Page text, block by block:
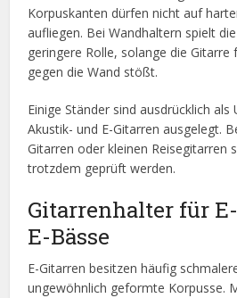
Korpuskanten dürfen nicht auf
aufliegen. Bei Wandhaltern spielt
geringere Rolle, solange die
gegen die Wand stößt.
Einige Ständer sind ausdrücklich
Akustik- und E-Gitarren ausgelegt.
Gitarren oder kleinen Reisegitarren
trotzdem geprüft werden.
Gitarrenhalter für
E-Bässe
E-Gitarren besitzen häufig
ungewöhnlich geformte Korpusse.